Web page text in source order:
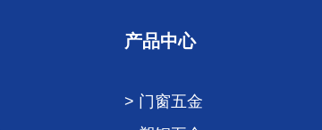
产品中心
> 门窗五金